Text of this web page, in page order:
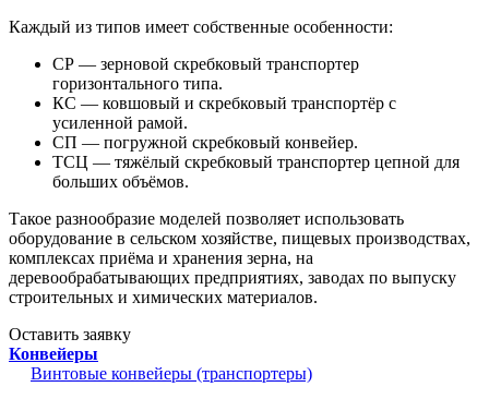
Каждый из типов имеет собственные особенности:
СР — зерновой скребковый транспортер
горизонтального типа.
КС — ковшовый и скребковый транспортёр с
усиленной рамой.
СП — погружной скребковый конвейер.
ТСЦ — тяжёлый скребковый транспортер цепной для
больших объёмов.
Такое разнообразие моделей позволяет использовать
оборудование в сельском хозяйстве, пищевых производствах,
комплексах приёма и хранения зерна, на
деревообрабатывающих предприятиях, заводах по выпуску
строительных и химических материалов.
Оставить заявку
Конвейеры
Винтовые конвейеры (транспортеры)